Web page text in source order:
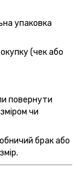
упаковка
(чек або
повернути
чи
брак або